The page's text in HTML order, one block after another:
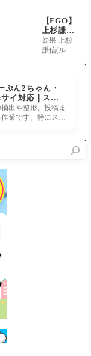
ぷん2ちゃん・
イ対応｜スマ
リ FGOのまと
出や整形、投稿ま
業です。特にスマ
【FGO】
上杉謙信
の絆礼装
【毘天が
ない何か
であった
わたし
が、唯
た……、
というと
効果 上杉
謙信(ルー
ィールド
にいる
間、味方
全体のArts